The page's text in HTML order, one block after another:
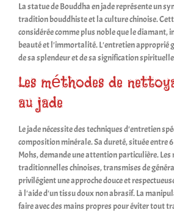
La statue de Bouddha en jade représente un
tradition bouddhiste et la culture chinoise.
considérée comme plus noble que le diamant,
beauté et l'immortalité. L'entretien approprié
de sa splendeur et de sa signification
Les méthodes de
au jade
Le jade nécessite des techniques d'entretien
composition minérale. Sa dureté, située entre
Mohs, demande une attention particulière. Les
traditionnelles chinoises, transmises de
privilégient une approche douce et
à l'aide d'un tissu doux non abrasif. La
faire avec des mains propres pour éviter tout